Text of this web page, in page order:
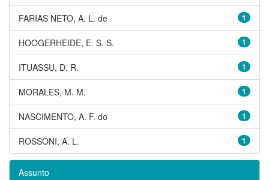
1
FARIAS NETO, A. L. de
1
HOOGERHEIDE, E. S. S.
1
ITUASSU, D. R.
1
MORALES, M. M.
1
NASCIMENTO, A. F. do
1
ROSSONI, A. L.
Assunto